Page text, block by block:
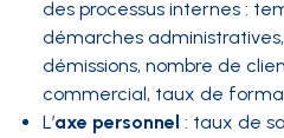
des processus internes :
démarches
démissions, nombre de
commercial, taux de
L’axe personnel : taux de